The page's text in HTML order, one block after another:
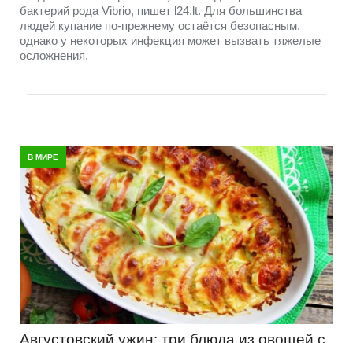
бактерий рода Vibrio, пишет l24.lt. Для большинства
людей купание по-прежнему остаётся безопасным,
однако у некоторых инфекция может вызвать тяжелые
осложнения.
В МИРЕ
Августовский ужин: три блюда из овощей с